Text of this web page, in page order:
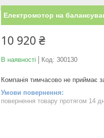
Електромотор на
10 920 ₴
В наявності Код: 300130
Компанія тимчасово не приймає
повернення товару протягом 14